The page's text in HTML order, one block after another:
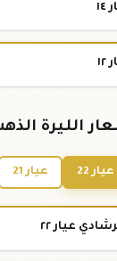
الليرة
عيار 22 عيار 21
عيار ٢٢